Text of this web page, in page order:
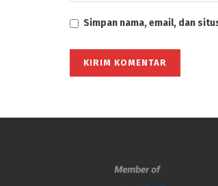
Simpan nama, email, dan